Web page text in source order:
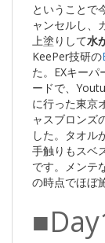
ということで
ャンセルし、
上塗りして水
KeePer技研の
た。EXキー
ードで、
に行った東京
ャスブロンズ
した。タオル
手触りもスベ
です。メンテ
の時点でほぼ